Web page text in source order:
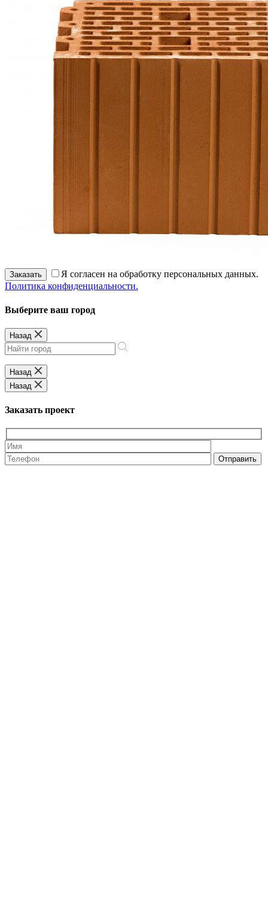
Заказать
Я согласен на обработку персональных данных.
Политика конфиденциальности.
Выберите ваш город
Назад
Назад
Назад
Заказать проект